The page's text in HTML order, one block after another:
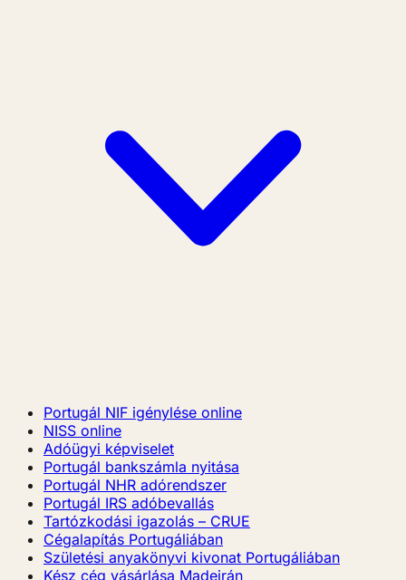
Portugál NIF igénylése online
NISS online
Adóügyi képviselet
Portugál bankszámla nyitása
Portugál NHR adórendszer
Portugál IRS adóbevallás
Tartózkodási igazolás – CRUE
Cégalapítás Portugáliában
Születési anyakönyvi kivonat Portugáliában
Kész cég vásárlása Madeirán